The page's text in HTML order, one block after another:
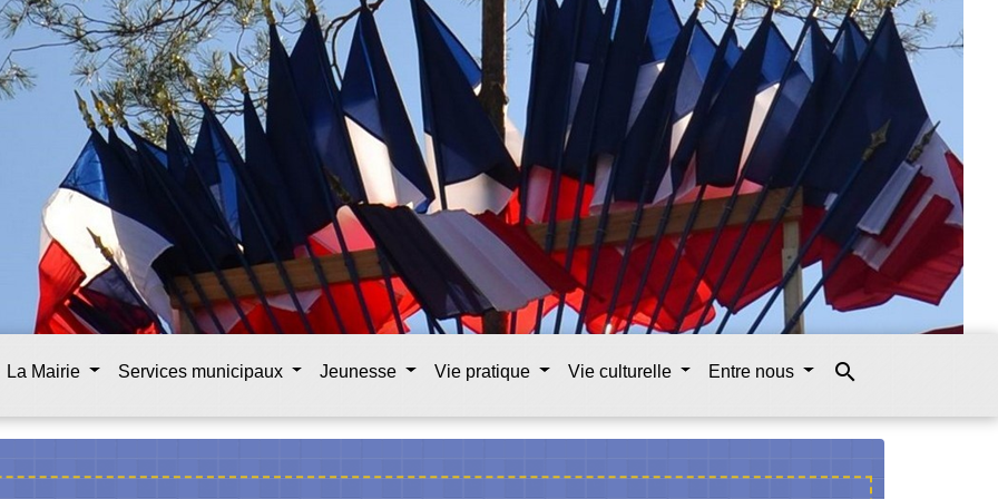
La Mairie Services municipaux Jeunesse Vie pratique Vie culturelle Entre nous search